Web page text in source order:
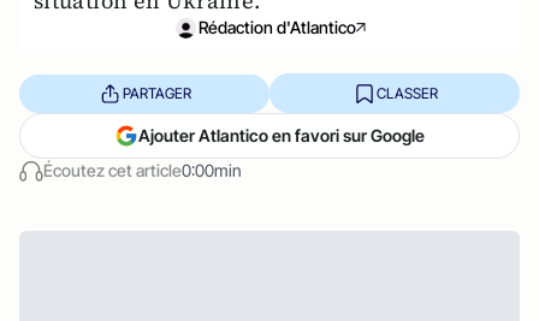
Rédaction d'Atlantico
Écoutez cet article0:00min
PARTAGER CLASSER
Ajouter Atlantico en favori sur Google